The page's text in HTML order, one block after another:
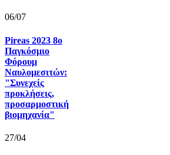
06/07
Pireas 2023 8ο
Παγκόσμιο
Φόρουμ
Ναυλομεσιτών:
"Συνεχείς
προκλήσεις,
προσαρμοστική
βιομηχανία"
27/04